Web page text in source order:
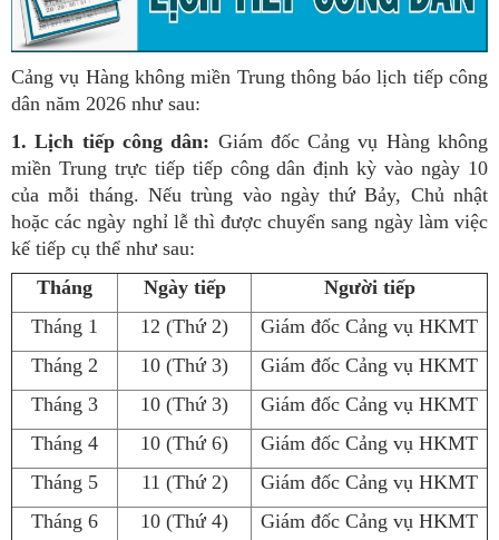
Cảng vụ Hàng không miền Trung thông báo lịch tiếp công
dân năm 2026 như sau:
1. Lịch tiếp công dân: Giám đốc Cảng vụ Hàng không
miền Trung trực tiếp tiếp công dân định kỳ vào ngày 10
của mỗi tháng. Nếu trùng vào ngày thứ Bảy, Chủ nhật
hoặc các ngày nghỉ lễ thì được chuyển sang ngày làm việc
kế tiếp cụ thể như sau:
Tháng
Ngày tiếp
Người tiếp
Tháng 1
12 (Thứ 2)
Giám đốc Cảng vụ HKMT
Tháng 2
10 (Thứ 3)
Giám đốc Cảng vụ HKMT
Tháng 3
10 (Thứ 3)
Giám đốc Cảng vụ HKMT
Tháng 4
10 (Thứ 6)
Giám đốc Cảng vụ HKMT
Tháng 5
11 (Thứ 2)
Giám đốc Cảng vụ HKMT
Tháng 6
10 (Thứ 4)
Giám đốc Cảng vụ HKMT